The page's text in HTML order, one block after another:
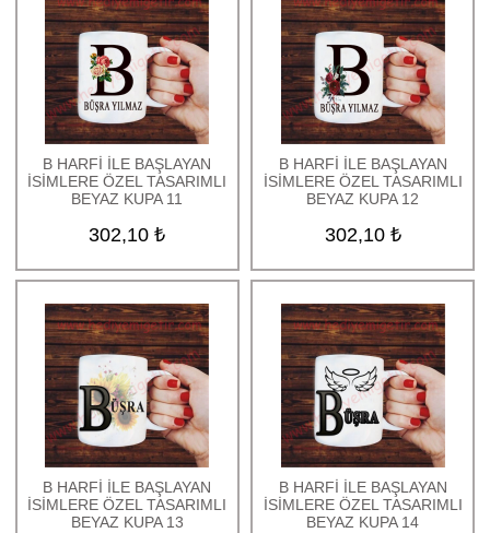
B HARFİ İLE BAŞLAYAN
İSİMLERE ÖZEL TASARIMLI
BEYAZ KUPA 11
302,10 ₺
B HARFİ İLE BAŞLAYAN
İSİMLERE ÖZEL TASARIMLI
BEYAZ KUPA 12
302,10 ₺
B HARFİ İLE BAŞLAYAN
İSİMLERE ÖZEL TASARIMLI
BEYAZ KUPA 13
B HARFİ İLE BAŞLAYAN
İSİMLERE ÖZEL TASARIMLI
BEYAZ KUPA 14